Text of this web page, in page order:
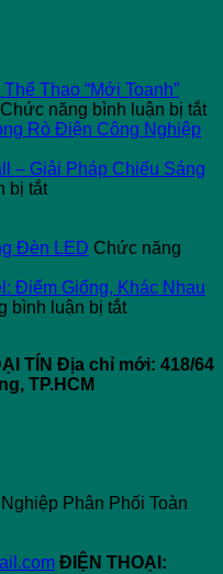
Thao “Mới Toanh”
Chức năng bình luận bị tắtở
Rò Điện Công Nghiệp
– Giải Pháp Chiếu Sáng
bị tắtở
Cho
Pickleball
–
Chiếu
Sáng
Đèn LED Chức năng
Điểm Giống, Khác Nhau
bình luận bị tắtở
Pickleball
và
Triển
TÍN Địa chỉ mới: 418/64
TP.HCM
Phân Phối Toàn
ĐIỆN THOẠI: